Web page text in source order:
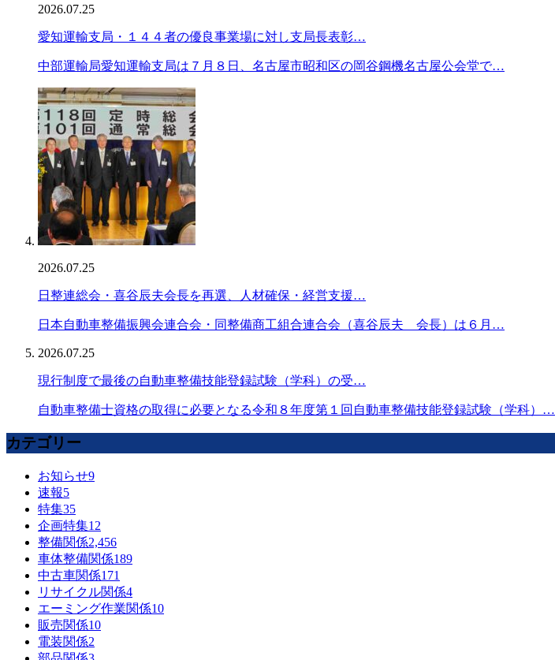
2026.07.25
愛知運輸支局・１４４者の優良事業場に対し支局長表彰…
中部運輸局愛知運輸支局は７月８日、名古屋市昭和区の岡谷鋼機名古屋公会堂で…
2026.07.25
日整連総会・喜谷辰夫会長を再選、人材確保・経営支援…
日本自動車整備振興会連合会・同整備商工組合連合会（喜谷辰夫 会長）は６月…
2026.07.25
現行制度で最後の自動車整備技能登録試験（学科）の受…
自動車整備士資格の取得に必要となる令和８年度第１回自動車整備技能登録試験（学科）…
カテゴリー
お知らせ9
速報5
特集35
企画特集12
整備関係2,456
車体整備関係189
中古車関係171
リサイクル関係4
エーミング作業関係10
販売関係10
電装関係2